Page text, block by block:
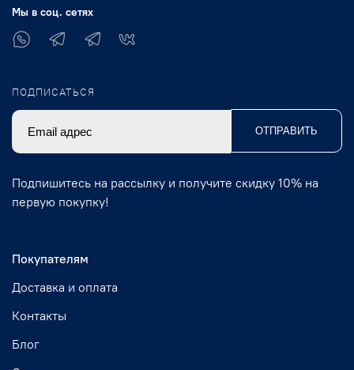
Покупателям
Доставка и оплата
Контакты
Блог
Мы в соц. сетях
ПОДПИСАТЬСЯ
ОТПРАВИТЬ
Подпишитесь на рассылку и получите скидку 10% на
первую покупку!